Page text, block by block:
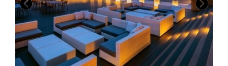
さい。
【営業時間】 17：00～24：00（最終入場23：30） / 6：00～9：
00（最終入場8：30）
※営業時間は変動する場合がございます。
※3歳以下のお子様のご利用はご遠慮いただいております。
※異性の浴室・ロッカールームのご利用は6歳以下とさせていただい
ております。